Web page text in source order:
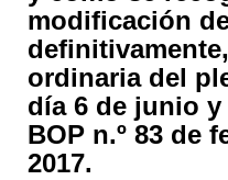
modificación
ordinaria del
día 6 de junio
BOP n.º 83 de
2017.